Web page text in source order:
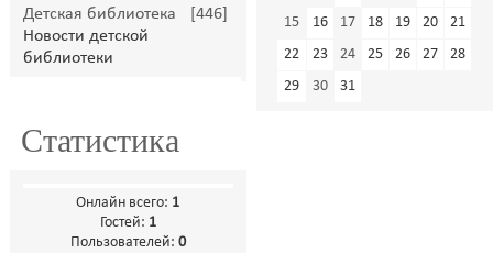
Детская библиотека
[446]
Новости детской
библиотеки
15
16 17 18 19 20
21
22
23 24 25 26 27
28
29
30 31
Статистика
Онлайн всего: 1
Гостей: 1
Пользователей: 0